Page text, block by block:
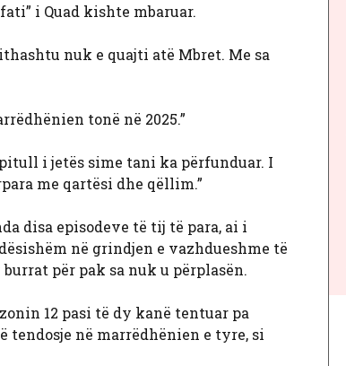
i Quad kishte mbaruar.
nuk e quajti atë Mbret. Me sa
tonë në 2025.”
i jetës sime tani ka përfunduar. I
me qartësi dhe qëllim.”
disa episodeve të tij të para, ai i
në grindjen e vazhdueshme të
për pak sa nuk u përplasën.
12 pasi të dy kanë tentuar pa
tendosje në marrëdhënien e tyre, si